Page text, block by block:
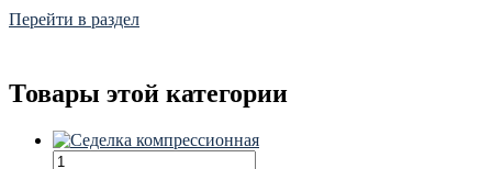
Перейти в раздел
Товары этой категории